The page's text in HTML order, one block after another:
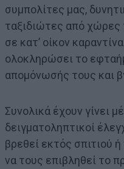
συμπολίτες μας,
ταξιδιώτες από χώρες
σε κατ’ οίκον
ολοκληρώσει το
απομόνωσής τους και
Συνολικά έχουν γίνει
δειγματοληπτικοί
βρεθεί εκτός σπιτιού
να τους επιβληθεί το